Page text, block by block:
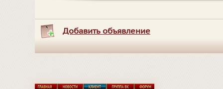
Добавить объявление